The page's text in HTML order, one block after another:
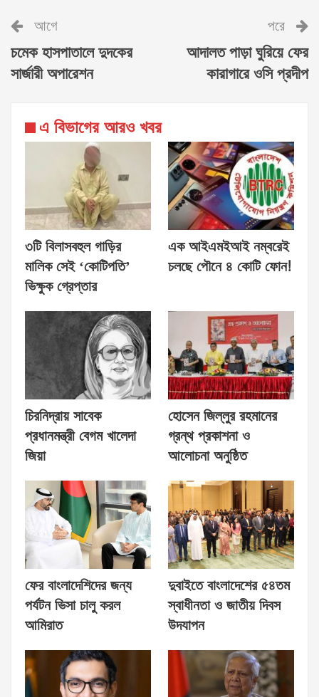
আগে
চমেক হাসপাতালে দুদকের
সার্জারী অপারেশন
পরে
আদালত পাড়া ঘুরিয়ে ফের
কারাগারে ওসি প্রদীপ
এ বিভাগের আরও খবর
৩টি বিলাসবহুল গাড়ির
মালিক সেই ‘কোটিপতি’
ভিক্ষুক গ্রেপ্তার
এক আইএমইআই নম্বরেই
চলছে পৌনে ৪ কোটি ফোন!
চিরনিদ্রায় সাবেক
প্রধানমন্ত্রী বেগম খালেদা
জিয়া
হোসেন জিল্লুর রহমানের
গ্রন্থ প্রকাশনা ও
আলোচনা অনুষ্ঠিত
ফের বাংলাদেশিদের জন্য
পর্যটন ভিসা চালু করল
আমিরাত
দুবাইতে বাংলাদেশের ৫৪তম
স্বাধীনতা ও জাতীয় দিবস
উদযাপন